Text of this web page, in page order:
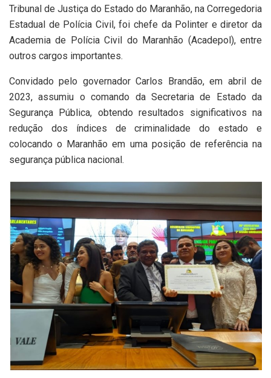
Tribunal de Justiça do Estado do Maranhão, na Corregedoria
Estadual de Polícia Civil, foi chefe da Polinter e diretor da
Academia de Polícia Civil do Maranhão (Acadepol), entre
outros cargos importantes.
Convidado pelo governador Carlos Brandão, em abril de
2023, assumiu o comando da Secretaria de Estado da
Segurança Pública, obtendo resultados significativos na
redução dos índices de criminalidade do estado e
colocando o Maranhão em uma posição de referência na
segurança pública nacional.